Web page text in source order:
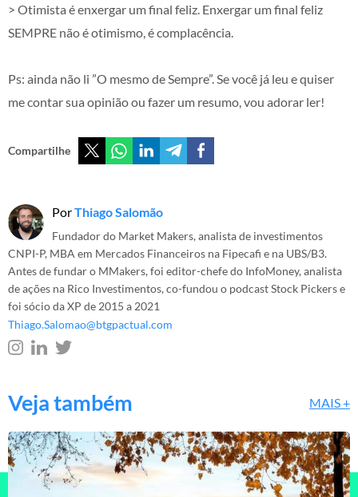
> Otimista é enxergar um final feliz. Enxergar um final feliz
SEMPRE não é otimismo, é complacência.
Ps: ainda não li ”O mesmo de Sempre”. Se você já leu e quiser
me contar sua opinião ou fazer um resumo, vou adorar ler!
Compartilhe
PorThiago Salomão
Fundador do Market Makers, analista de investimentos
CNPI-P, MBA em Mercados Financeiros na Fipecafi e na UBS/B3.
Antes de fundar o MMakers, foi editor-chefe do InfoMoney, analista
de ações na Rico Investimentos, co-fundou o podcast Stock Pickers e
foi sócio da XP de 2015 a 2021
Thiago.Salomao@btgpactual.com
Veja também MAIS +